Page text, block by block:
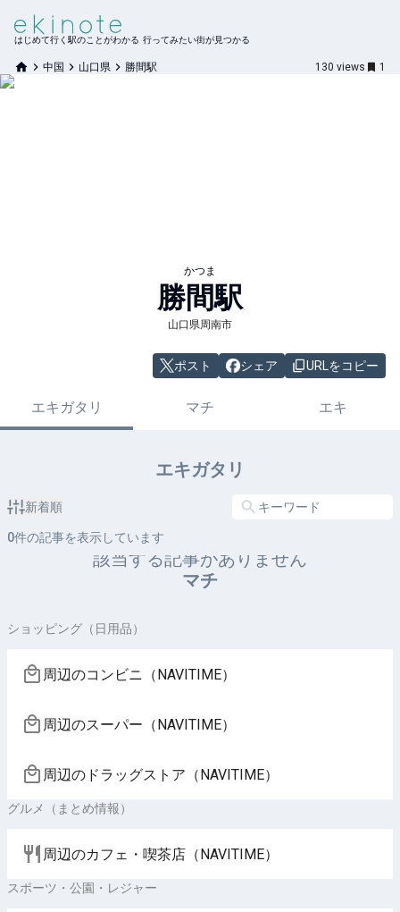
はじめて行く駅のことがわかる 行ってみたい街が見つかる
中国 山口県 勝間駅 130 views 1
かつま
勝間駅
山口県周南市
ポスト シェア URLをコピー
エキガタリ マチ エキ
エキガタリ
新着順
0件の記事を表示しています
該当する記事がありません
マチ
ショッピング（日用品）
周辺のコンビニ（NAVITIME）
周辺のスーパー（NAVITIME）
周辺のドラッグストア（NAVITIME）
グルメ（まとめ情報）
周辺のカフェ・喫茶店（NAVITIME）
スポーツ・公園・レジャー